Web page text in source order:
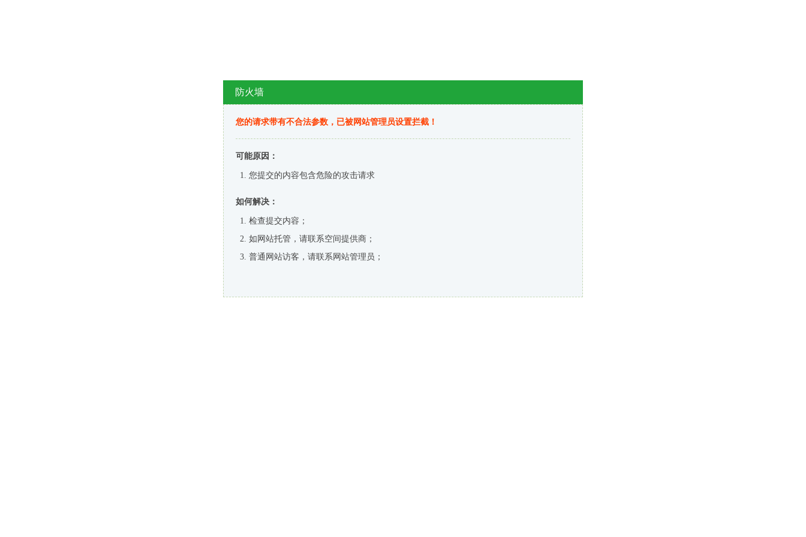
防火墙
您的请求带有不合法参数，已被网站管理员设置拦截！
可能原因：
您提交的内容包含危险的攻击请求
如何解决：
检查提交内容；
如网站托管，请联系空间提供商；
普通网站访客，请联系网站管理员；